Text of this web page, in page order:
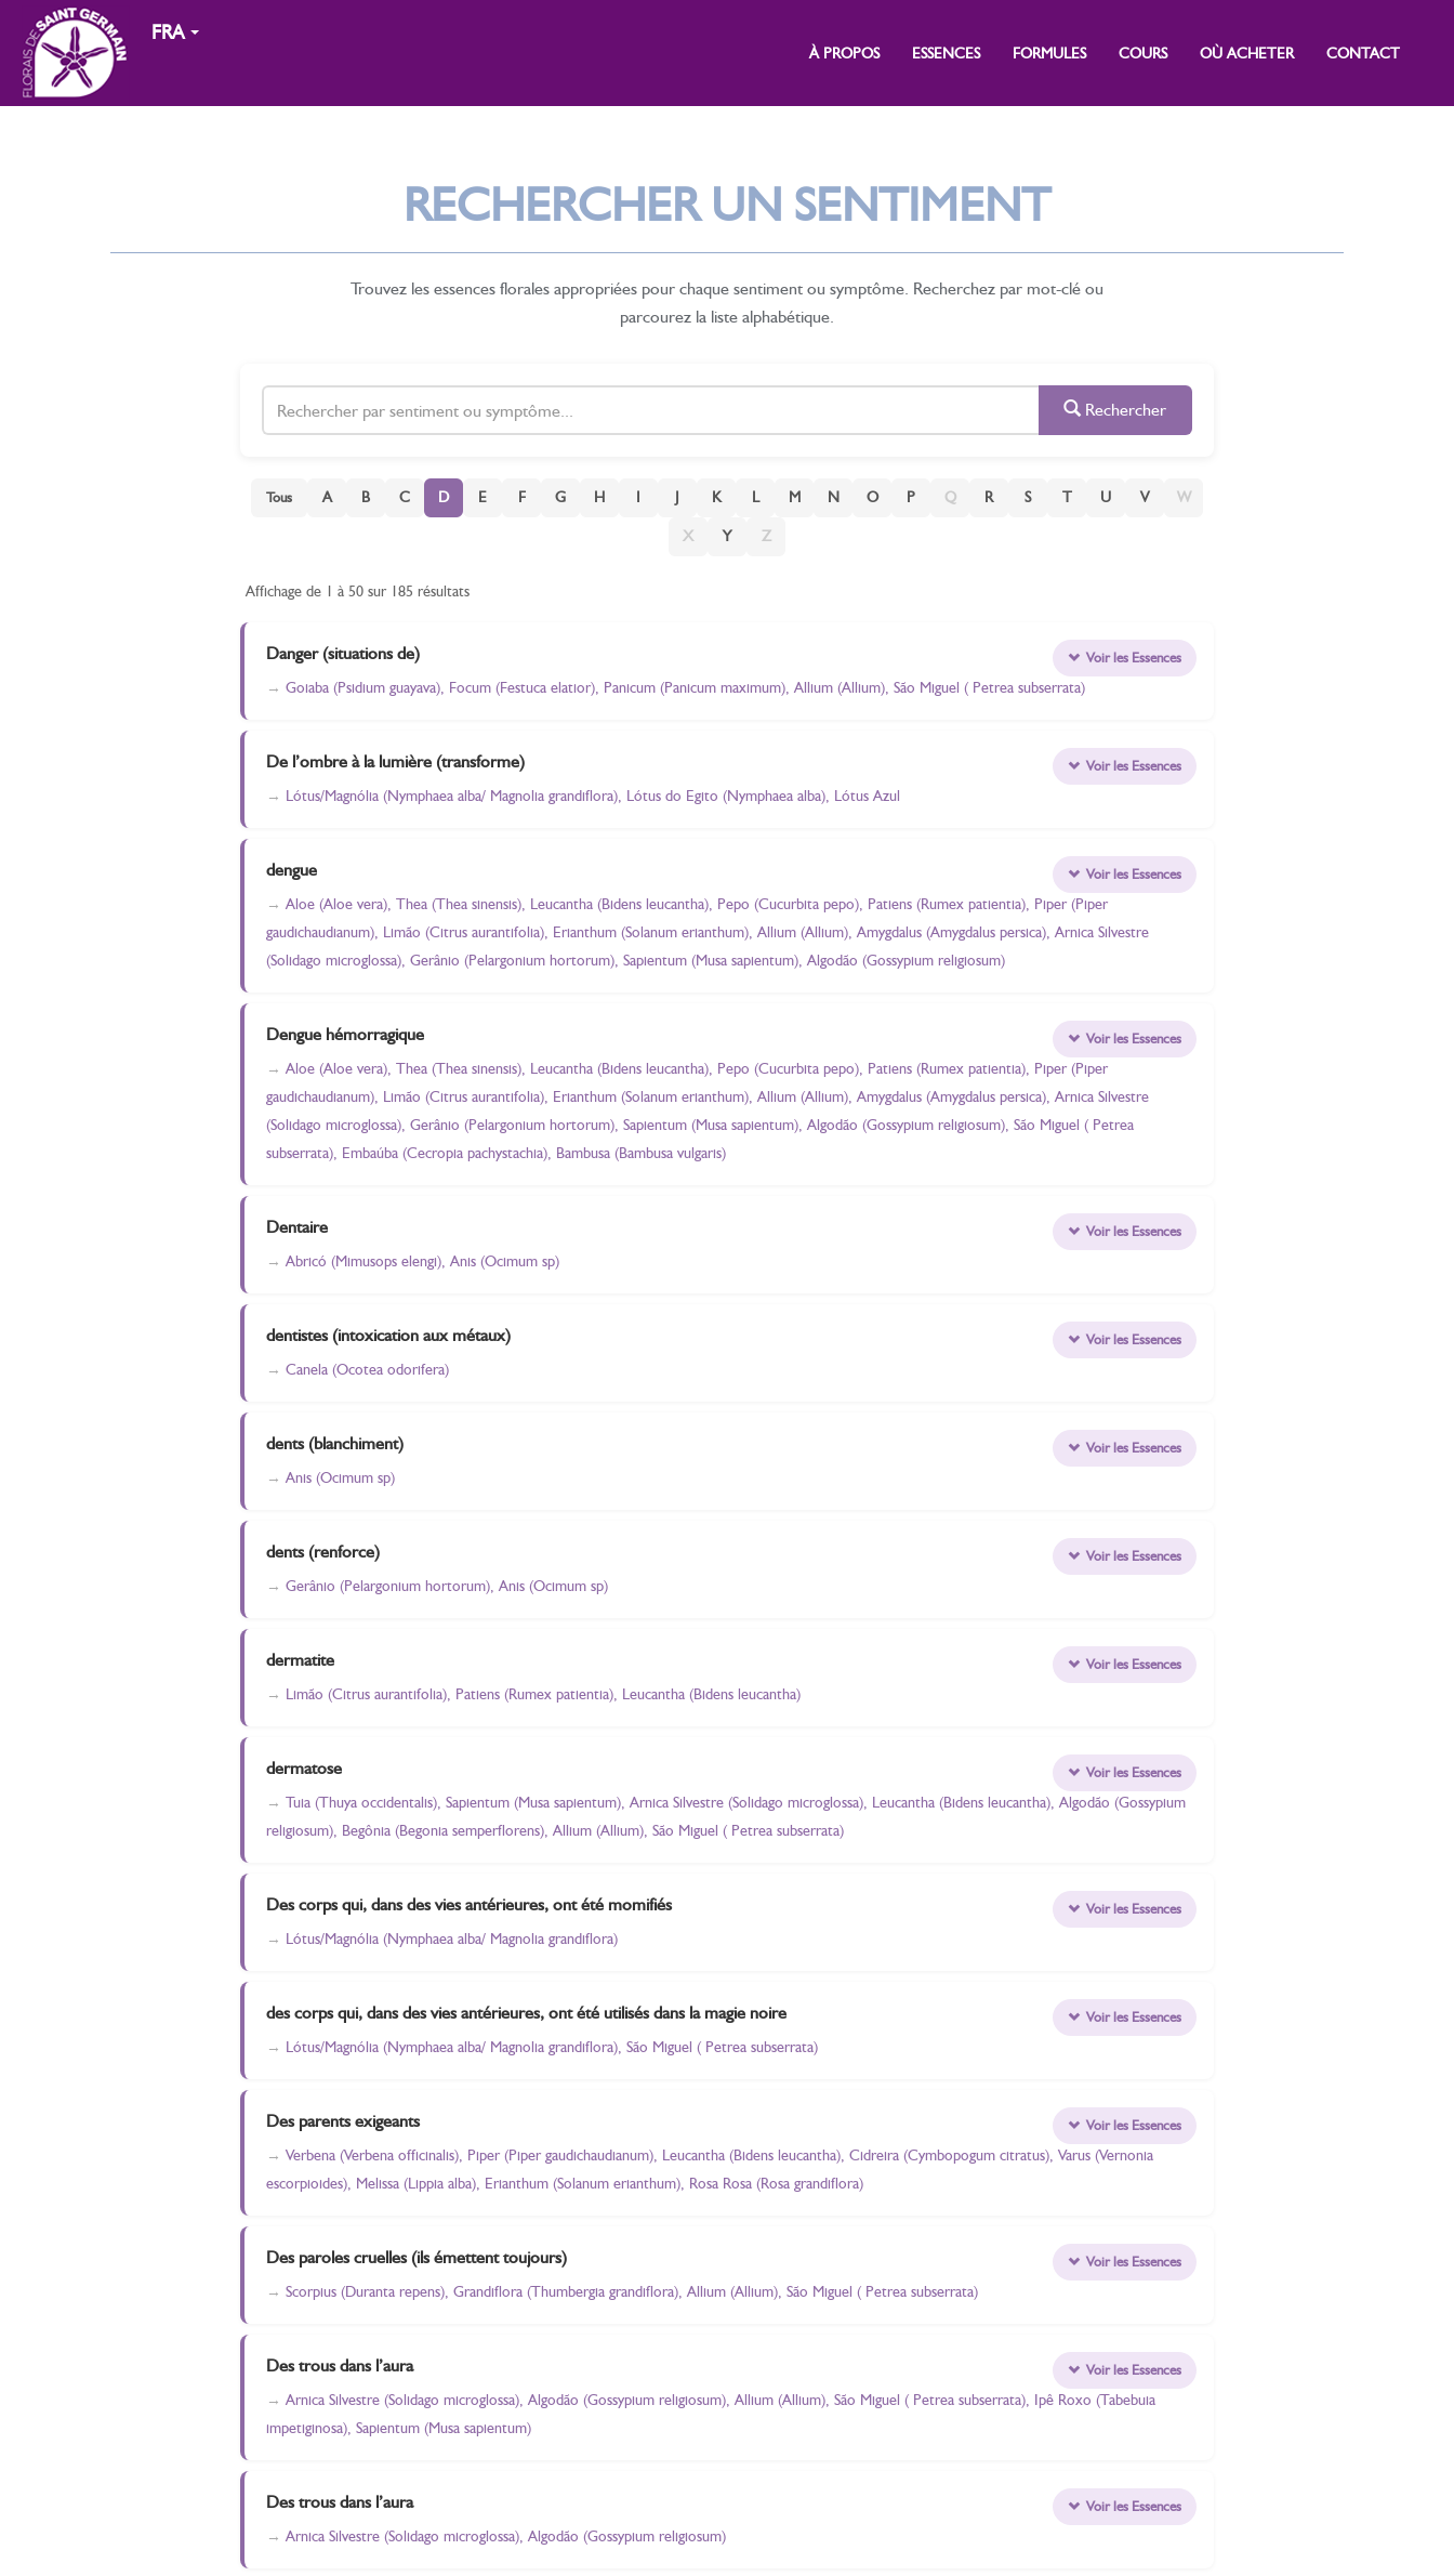
FRA
À PROPOS ESSENCES FORMULES COURS OÙ ACHETER CONTACT
RECHERCHER UN SENTIMENT
Trouvez les essences florales appropriées pour chaque sentiment ou symptôme. Recherchez par mot-clé ou
parcourez la liste alphabétique.
Rechercher
Tous A B C D E F G H I J K L M N O P Q R S T U V W
X Y Z
Affichage de 1 à 50 sur 185 résultats
Danger (situations de)
Goiaba (Psidium guayava), Focum (Festuca elatior), Panicum (Panicum maximum), Allium (Allium), São Miguel ( Petrea subserrata)
Voir les Essences
De l’ombre à la lumière (transforme)
Lótus/Magnólia (Nymphaea alba/ Magnolia grandiflora), Lótus do Egito (Nymphaea alba), Lótus Azul
Voir les Essences
dengue
Aloe (Aloe vera), Thea (Thea sinensis), Leucantha (Bidens leucantha), Pepo (Cucurbita pepo), Patiens (Rumex patientia), Piper (Piper
gaudichaudianum), Limão (Citrus aurantifolia), Erianthum (Solanum erianthum), Allium (Allium), Amygdalus (Amygdalus persica), Arnica Silvestre
(Solidago microglossa), Gerânio (Pelargonium hortorum), Sapientum (Musa sapientum), Algodão (Gossypium religiosum)
Voir les Essences
Dengue hémorragique
Aloe (Aloe vera), Thea (Thea sinensis), Leucantha (Bidens leucantha), Pepo (Cucurbita pepo), Patiens (Rumex patientia), Piper (Piper
gaudichaudianum), Limão (Citrus aurantifolia), Erianthum (Solanum erianthum), Allium (Allium), Amygdalus (Amygdalus persica), Arnica Silvestre
(Solidago microglossa), Gerânio (Pelargonium hortorum), Sapientum (Musa sapientum), Algodão (Gossypium religiosum), São Miguel ( Petrea
subserrata), Embaúba (Cecropia pachystachia), Bambusa (Bambusa vulgaris)
Voir les Essences
Dentaire
Abricó (Mimusops elengi), Anis (Ocimum sp)
Voir les Essences
dentistes (intoxication aux métaux)
Canela (Ocotea odorifera)
Voir les Essences
dents (blanchiment)
Anis (Ocimum sp)
Voir les Essences
dents (renforce)
Gerânio (Pelargonium hortorum), Anis (Ocimum sp)
Voir les Essences
dermatite
Limão (Citrus aurantifolia), Patiens (Rumex patientia), Leucantha (Bidens leucantha)
Voir les Essences
dermatose
Tuia (Thuya occidentalis), Sapientum (Musa sapientum), Arnica Silvestre (Solidago microglossa), Leucantha (Bidens leucantha), Algodão (Gossypium
religiosum), Begônia (Begonia semperflorens), Allium (Allium), São Miguel ( Petrea subserrata)
Voir les Essences
Des corps qui, dans des vies antérieures, ont été momifiés
Lótus/Magnólia (Nymphaea alba/ Magnolia grandiflora)
Voir les Essences
des corps qui, dans des vies antérieures, ont été utilisés dans la magie noire
Lótus/Magnólia (Nymphaea alba/ Magnolia grandiflora), São Miguel ( Petrea subserrata)
Voir les Essences
Des parents exigeants
Verbena (Verbena officinalis), Piper (Piper gaudichaudianum), Leucantha (Bidens leucantha), Cidreira (Cymbopogum citratus), Varus (Vernonia
escorpioides), Melissa (Lippia alba), Erianthum (Solanum erianthum), Rosa Rosa (Rosa grandiflora)
Voir les Essences
Des paroles cruelles (ils émettent toujours)
Scorpius (Duranta repens), Grandiflora (Thumbergia grandiflora), Allium (Allium), São Miguel ( Petrea subserrata)
Voir les Essences
Des trous dans l’aura
Arnica Silvestre (Solidago microglossa), Algodão (Gossypium religiosum), Allium (Allium), São Miguel ( Petrea subserrata), Ipê Roxo (Tabebuia
impetiginosa), Sapientum (Musa sapientum)
Voir les Essences
Des trous dans l’aura
Arnica Silvestre (Solidago microglossa), Algodão (Gossypium religiosum)
Voir les Essences